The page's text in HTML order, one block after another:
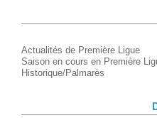
Actualités de Première Ligue
Saison en cours en Première
Historique/Palmarès